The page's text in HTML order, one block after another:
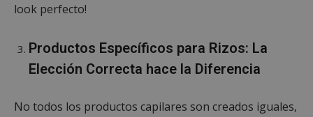
look perfecto!
Productos Específicos para Rizos: La
Elección Correcta hace la Diferencia
No todos los productos capilares son creados iguales,